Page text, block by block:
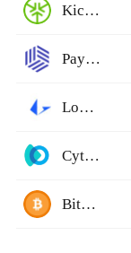
KickEX
Paymium
Loopring AMM
Cytoswap
BitFlip